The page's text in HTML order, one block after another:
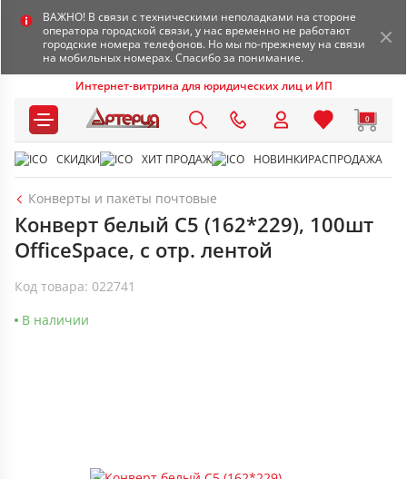
ВАЖНО! В связи с техническими неполадками на стороне
оператора городской связи, у нас временно не работают
городские номера телефонов. Но мы по-прежнему на связи
на мобильных номерах. Спасибо за понимание.
Интернет-витрина для юридических лиц и ИП
0
СКИДКИ ХИТ ПРОДАЖ НОВИНКИРАСПРОДАЖА
Конверты и пакеты почтовые
Конверт белый С5 (162*229), 100шт
OfficeSpace, с отр. лентой
Код товара: 022741
В наличии